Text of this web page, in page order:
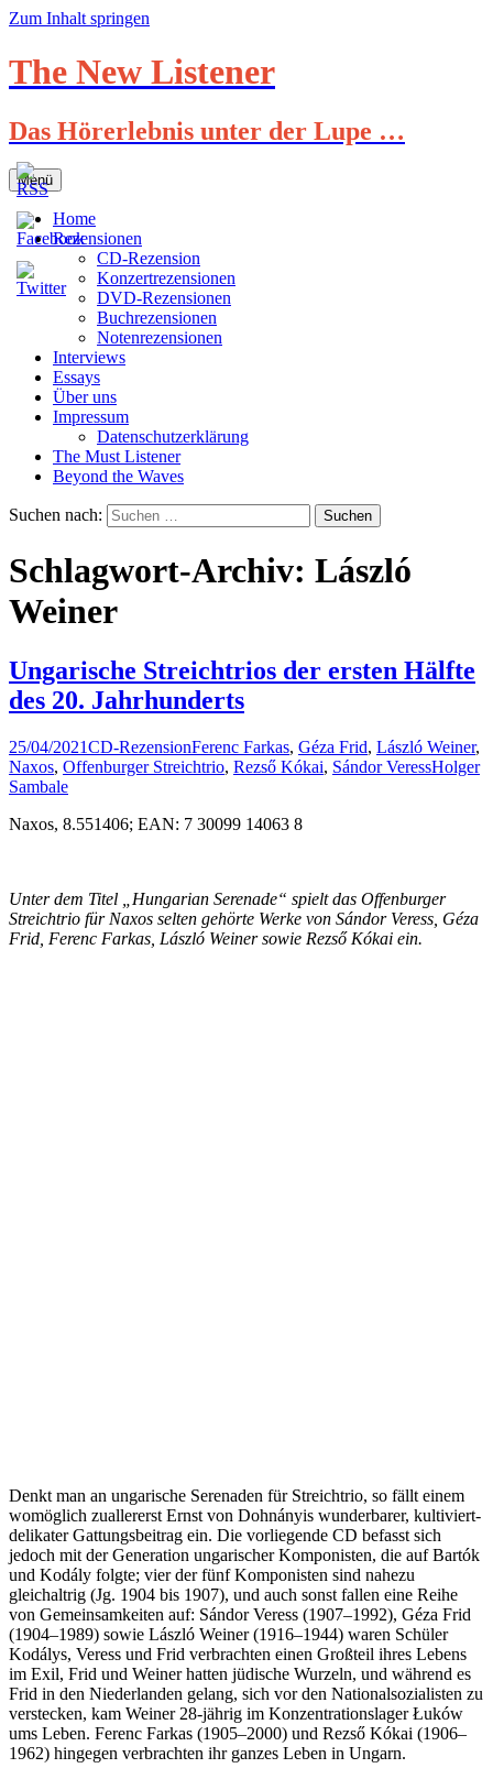
Zum Inhalt springen
The New Listener
Das Hörerlebnis unter der Lupe …
Menü
Home
Rezensionen
CD-Rezension
Konzertrezensionen
DVD-Rezensionen
Buchrezensionen
Notenrezensionen
Interviews
Essays
Über uns
Impressum
Datenschutzerklärung
The Must Listener
Beyond the Waves
Suchen nach:
Schlagwort-Archiv: László
Weiner
Ungarische Streichtrios der ersten Hälfte
des 20. Jahrhunderts
25/04/2021CD-RezensionFerenc Farkas, Géza Frid, László Weiner,
Naxos, Offenburger Streichtrio, Rezső Kókai, Sándor VeressHolger
Sambale
Naxos, 8.551406; EAN: 7 30099 14063 8
Unter dem Titel „Hungarian Serenade“ spielt das Offenburger
Streichtrio für Naxos selten gehörte Werke von Sándor Veress, Géza
Frid, Ferenc Farkas, László Weiner sowie RezsőKókai ein.
Denkt man an ungarische Serenaden für Streichtrio, so fällt einem
womöglich zuallererst Ernst von Dohnányis wunderbarer, kultiviert-
delikater Gattungsbeitrag ein. Die vorliegende CD befasst sich
jedoch mit der Generation ungarischer Komponisten, die auf Bartók
und Kodály folgte; vier der fünf Komponisten sind nahezu
gleichaltrig (Jg. 1904 bis 1907), und auch sonst fallen eine Reihe
von Gemeinsamkeiten auf: Sándor Veress (1907–1992), Géza Frid
(1904–1989) sowie László Weiner (1916–1944) waren Schüler
Kodálys, Veress und Frid verbrachten einen Großteil ihres Lebens
im Exil, Frid und Weiner hatten jüdische Wurzeln, und während es
Frid in den Niederlanden gelang, sich vor den Nationalsozialisten zu
verstecken, kam Weiner 28-jährig im Konzentrationslager Łuków
ums Leben. Ferenc Farkas (1905–2000) und Rezső Kókai (1906–
1962) hingegen verbrachten ihr ganzes Leben in Ungarn.